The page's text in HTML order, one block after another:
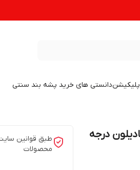
دانستی های خرید پشه بند سنتی
درجه
طبق قوانین
محصولات